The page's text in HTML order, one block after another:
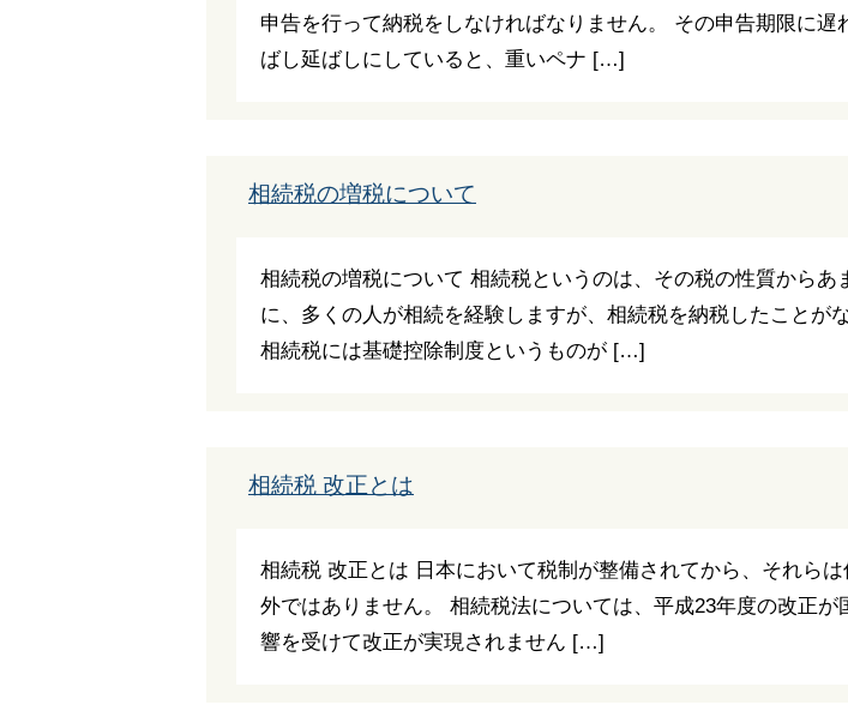
申告を行って納税をしなければなりません。 その申告期限に
ばし延ばしにしていると、重いペナ […]
相続税の増税について
相続税の増税について 相続税というのは、その税の性質から
に、多くの人が相続を経験しますが、相続税を納税したことが
相続税には基礎控除制度というものが […]
相続税 改正とは
相続税 改正とは 日本において税制が整備されてから、それら
外ではありません。 相続税法については、平成23年度の改正
響を受けて改正が実現されません […]